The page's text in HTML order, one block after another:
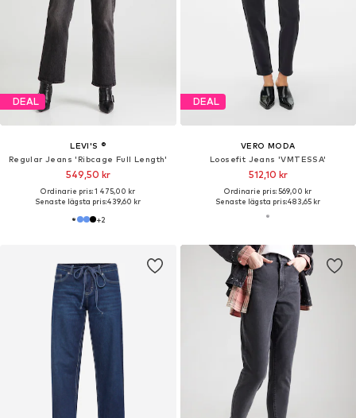
DEAL
LEVI'S ®
Regular Jeans 'Ribcage Full Length'
549,50 kr
Ordinarie pris: 1 475,00 kr
Senaste lägsta pris:439,60 kr
+2
DEAL
VERO MODA
Loosefit Jeans 'VMTESSA'
512,10 kr
Ordinarie pris: 569,00 kr
Senaste lägsta pris:483,65 kr